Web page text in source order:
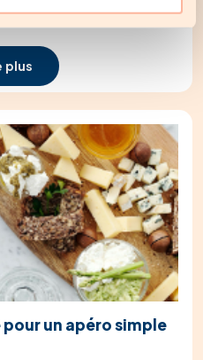
plus
un apéro simple